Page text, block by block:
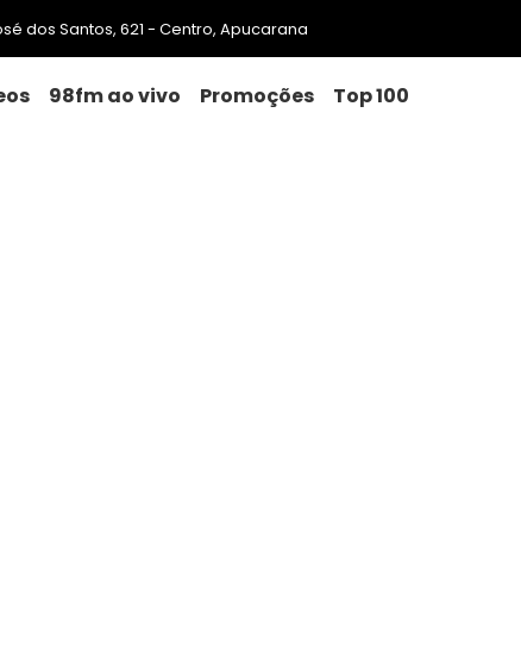
dos Santos, 621 - Centro, Apucarana
98fm ao vivo Promoções
Top 100